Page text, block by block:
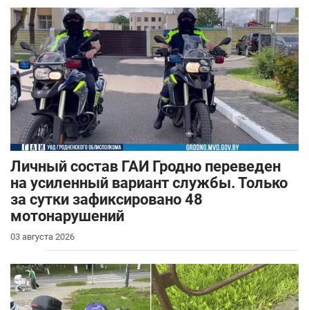
Личный состав ГАИ Гродно переведен
на усиленный вариант службы. Только
за сутки зафиксировано 48
мотонарушений
03 августа 2026